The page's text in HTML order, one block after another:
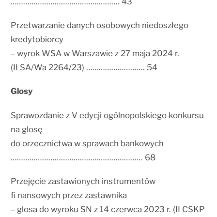
Przetwarzanie danych osobowych niedoszłego
kredytobiorcy
– wyrok WSA w Warszawie z 27 maja 2024 r.
(II SA/Wa 2264/23) ………………………. 54
Glosy
Sprawozdanie z V edycji ogólnopolskiego konkursu
na glosę
do orzecznictwa w sprawach bankowych
……………………………………………………… 68
Przejęcie zastawionych instrumentów
fi nansowych przez zastawnika
– glosa do wyroku SN z 14 czerwca 2023 r. (II CSKP